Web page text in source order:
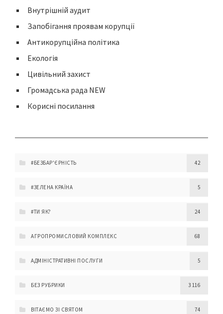
Внутрішній аудит
Запобігання проявам корупції
Антикорупційна політика
Екологія
Цивільний захист
Громадська рада NEW
Корисні посилання
#БЕЗБАР'ЄРНІСТЬ 42
#ЗЕЛЕНА КРАЇНА 5
#ТИ ЯК? 24
АГРОПРОМИСЛОВИЙ КОМПЛЕКС 68
АДМІНІСТРАТИВНІ ПОСЛУГИ 5
БЕЗ РУБРИКИ 3 116
ВІТАЄМО ЗІ СВЯТОМ 74